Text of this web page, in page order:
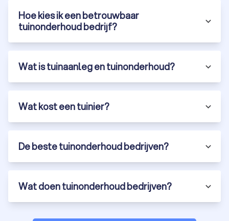
Hoe kies ik een betrouwbaar
tuinonderhoud bedrijf?
Wat is tuinaanleg en tuinonderhoud?
Wat kost een tuinier?
De beste tuinonderhoud bedrijven?
Wat doen tuinonderhoud bedrijven?